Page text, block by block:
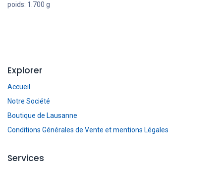
poids: 1.700 g
Explorer
Accueil
Notre Société
Boutique de Lausanne
Conditions Générales de Vente et mentions Légales
Services